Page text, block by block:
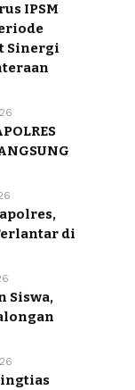
IPSM
Sinergi
di
Siswa,